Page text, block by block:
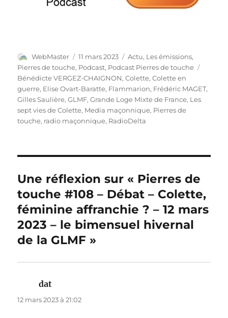
Auteur
WebMaster
Publié
le
11 mars 2023 Catégories
Actu, Les émissions,
Pierres de touche, Podcast, Podcast Pierres de touche
Bénédicte VERGEZ-CHAIGNON,Colette,Colette en
guerre, Elise Ovart-Baratte, Flammarion, Frédéric MAGET,
Gilles Saulière,GLMF,Grande Loge Mixte de France, Les
sept vies de Colette, Media maçonnique, Pierres de
touche, radio maçonnique, RadioDelta
Une réflexion sur « Pierres de
touche #108 – Débat – Colette,
féminine affranchie ? – 12 mars
2023 – le bimensuel hivernal
de la GLMF »
dat
12 mars 2023 à 21:02